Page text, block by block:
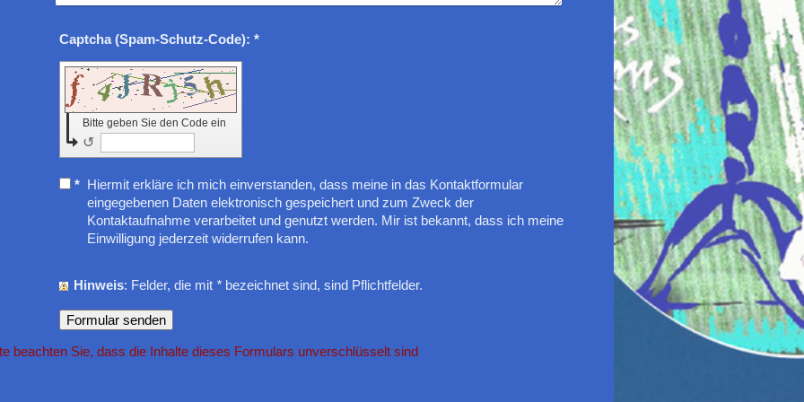
Captcha (Spam-Schutz-Code): *
Bitte geben Sie den Code ein
↺
* Hiermit erkläre ich mich einverstanden, dass meine in das Kontaktformular
eingegebenen Daten elektronisch gespeichert und zum Zweck der
Kontaktaufnahme verarbeitet und genutzt werden. Mir ist bekannt, dass ich meine
Einwilligung jederzeit widerrufen kann.
Hinweis : Felder, die mit * bezeichnet sind, sind Pflichtfelder.
beachten Sie, dass die Inhalte dieses Formulars unverschlüsselt sind